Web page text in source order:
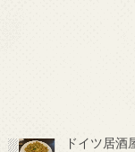
ドイツ居